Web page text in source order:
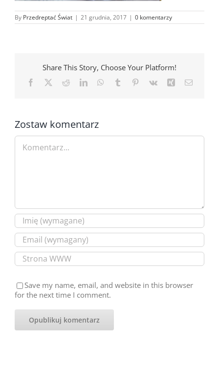
By Przedreptać Świat | 21 grudnia, 2017 | 0 komentarzy
Share This Story, Choose Your Platform!
Facebook RedditLinkedInWhatsApp
Tumblr Pinterest
Vk Xing Email
Zostaw komentarz
Comment
Save my name, email, and website in this browser
for the next time I comment.